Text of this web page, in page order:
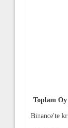
Toplam Oy
Binance'te